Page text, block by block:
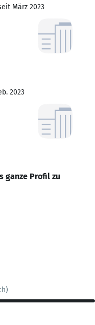
März 2023
2023
ganze Profil zu